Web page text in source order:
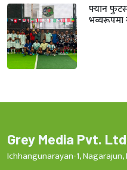
फ्यान
भव्यरूपमा
Grey Media Pvt.
Ichhangunarayan-1,